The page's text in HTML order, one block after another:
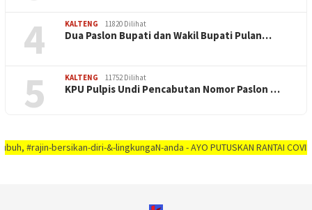
4 KALTENG 11820 Dilihat
Dua Paslon Bupati dan Wakil Bupati Pulan…
5 KALTENG 11752 Dilihat
KPU Pulpis Undi Pencabutan Nomor Paslon …
bersikan-diri-&-lingkungaN-anda - AYO PUTUSKAN RANTAI COVID-